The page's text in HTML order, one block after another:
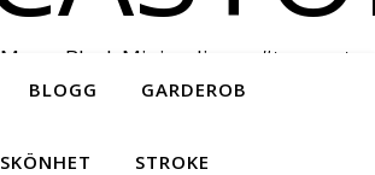
Messy Black Minimalism –
BLOGG GARDEROB
SKÖNHET STROKE